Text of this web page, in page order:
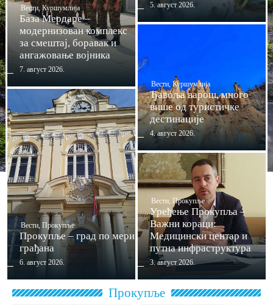
Вести, Куршумлија
База Мердаре –
модернизован комплекс
за смештај, боравак и
ангажовање војника
7. август 2026.
Вести, Прокупље
Прокупље – град по мери
грађана
6. август 2026.
5. август 2026.
Вести, Куршумлија
Ђавоља варош, много
више од туристичке
дестинације
4. август 2026.
Вести, Прокупље
Уређење Прокупља –
Важни кораци:
Медицински центар и
путна инфраструктура
3. август 2026.
Прокупље